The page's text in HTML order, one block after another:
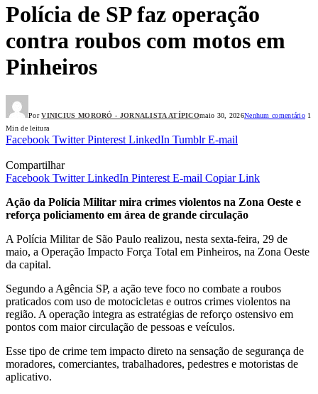
Polícia de SP faz operação
contra roubos com motos em
Pinheiros
Por VINICIUS MORORÓ - JORNALISTA ATÍPICOmaio 30, 2026Nenhum comentário 1
Min de leitura
Facebook Twitter Pinterest LinkedIn Tumblr E-mail
Compartilhar
Facebook Twitter LinkedIn Pinterest E-mail Copiar Link
Ação da Polícia Militar mira crimes violentos na Zona Oeste e
reforça policiamento em área de grande circulação
A Polícia Militar de São Paulo realizou, nesta sexta-feira, 29 de
maio, a Operação Impacto Força Total em Pinheiros, na Zona Oeste
da capital.
Segundo a Agência SP, a ação teve foco no combate a roubos
praticados com uso de motocicletas e outros crimes violentos na
região. A operação integra as estratégias de reforço ostensivo em
pontos com maior circulação de pessoas e veículos.
Esse tipo de crime tem impacto direto na sensação de segurança de
moradores, comerciantes, trabalhadores, pedestres e motoristas de
aplicativo.